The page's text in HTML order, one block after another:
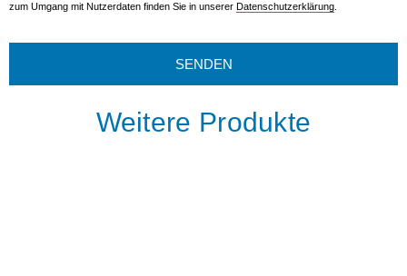
zum Umgang mit Nutzerdaten finden Sie in unserer Datenschutzerklärung
SENDEN
Weitere Produkte